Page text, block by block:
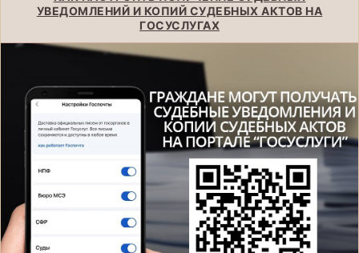
УВЕДОМЛЕНИЙ И КОПИЙ СУДЕБНЫХ АКТОВ НА
ГОСУСЛУГАХ